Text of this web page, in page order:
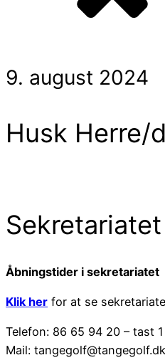
9. august 2024
Husk Herre/
Sekretariatet
Åbningstider i sekretariatet
Klik her for at se
Telefon: 86 65 94 20 – tast 1
Mail: tangegolf@tangegolf.dk